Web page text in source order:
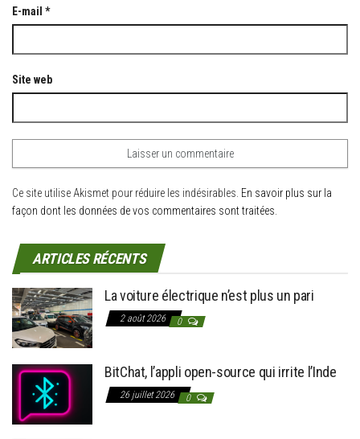
E-mail *
Site web
Ce site utilise Akismet pour réduire les indésirables. En savoir plus sur la
façon dont les données de vos commentaires sont traitées.
ARTICLES RÉCENTS
La voiture électrique n’est plus un pari
2 août 2026 0
BitChat, l’appli open-source qui irrite l’Inde
26 juillet 2026 0